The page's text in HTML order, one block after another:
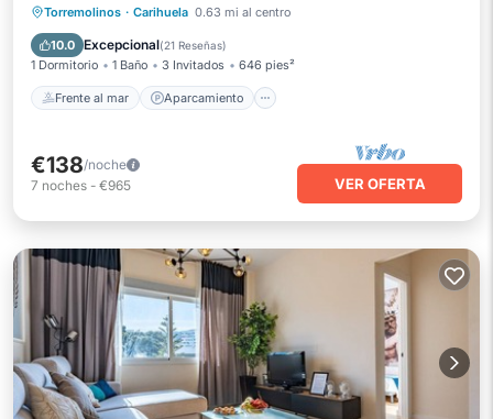
Torremolinos · Carihuela 0.63 mi al centro
10.0 Excepcional(21 Reseñas)
1 Dormitorio 1 Baño 3 Invitados 646 pies²
Frente al mar Aparcamiento
Frente al mar Aparcamiento
Vista al mar
€138/noche
7 noches - €965 VER OFERTA